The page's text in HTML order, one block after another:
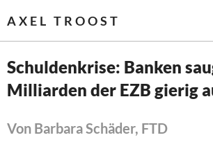
AXEL TROOST
Startseite
Themen
Schuldenkrise: Banken
Milliarden der EZB gierig
Von Barbara Schäder, FTD